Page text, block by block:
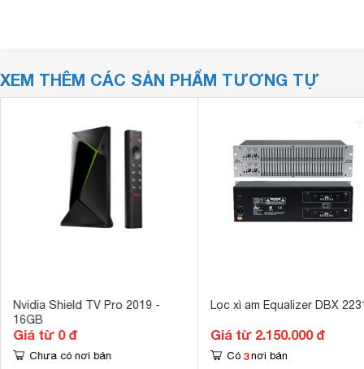
XEM THÊM CÁC SẢN PHẨM TƯƠNG TỰ
Nvidia Shield TV Pro 2019 -
16GB
Giá từ 0 đ
Chưa có nơi bán
Lọc xì am Equalizer DBX
Giá từ 2.150.000 đ
Có 3 nơi bán